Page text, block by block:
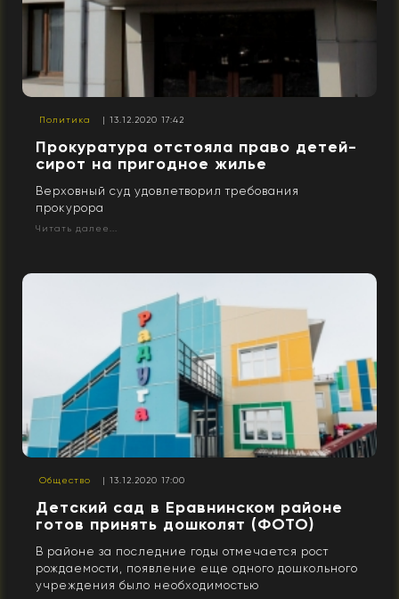
Политика | 13.12.2020 17:42
Прокуратура отстояла право детей-
сирот на пригодное жилье
Верховный суд удовлетворил требования
прокурора
Читать далее...
Общество | 13.12.2020 17:00
Детский сад в Еравнинском районе
готов принять дошколят (ФОТО)
В районе за последние годы отмечается рост
рождаемости, появление еще одного дошкольного
учреждения было необходимостью